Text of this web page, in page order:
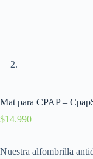
Mat para CPAP –
$14.990
Nuestra alfombrilla